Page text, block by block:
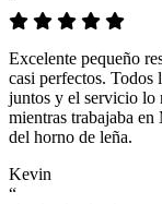
Excelente pequeño
casi perfectos. Todos
juntos y el servicio lo
mientras trabajaba
del horno de leña.
Kevin
“